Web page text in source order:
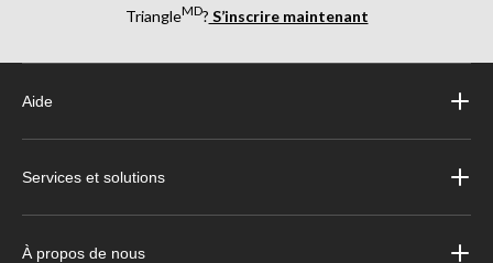
TriangleMD? S’inscrire maintenant
Aide
Services et solutions
À propos de nous